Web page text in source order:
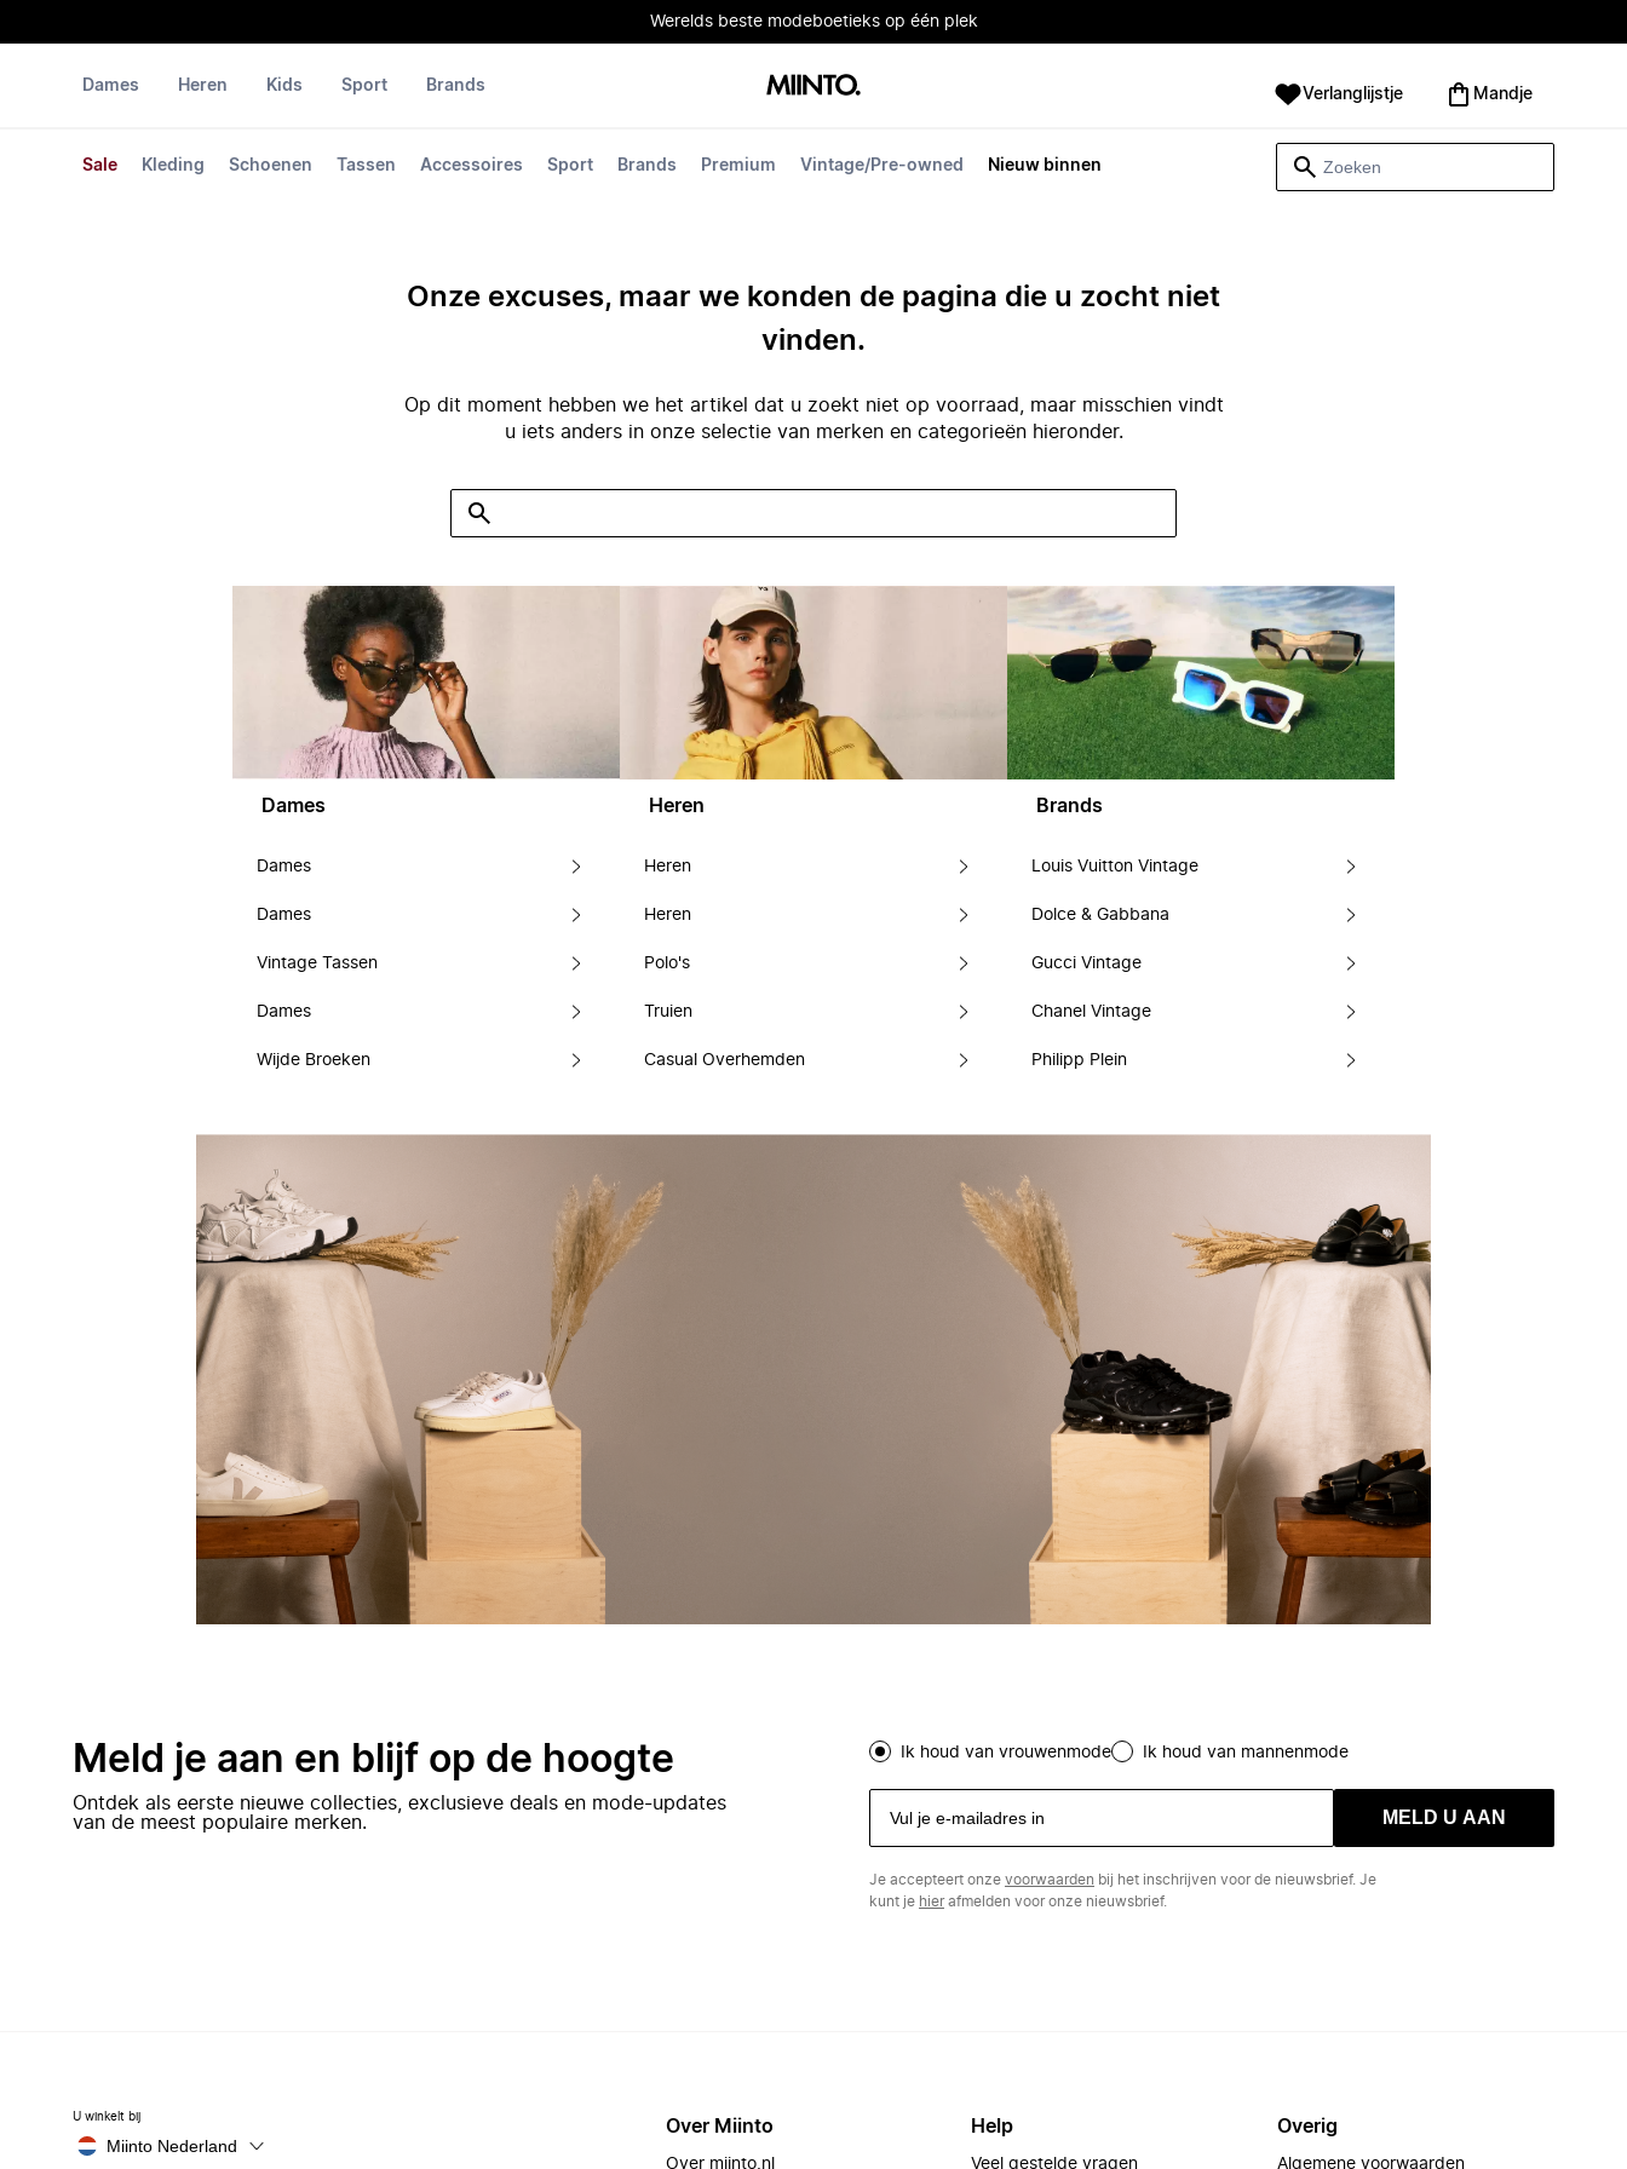
Werelds beste modeboetieks op één plek
Dames
Sale Kleding Schoenen Tassen Accessoires Sport Brands Premium Vintage/Pre-owned Nieuw binnen
Heren Kids Sport Brands Verlanglijstje Mandje
Onze excuses, maar we konden de pagina die u zocht niet
vinden.
Op dit moment hebben we het artikel dat u zoekt niet op voorraad, maar misschien vindt
u iets anders in onze selectie van merken en categorieën hieronder.
Dames
Dames
Dames
Vintage Tassen
Dames
Wijde Broeken
Heren
Heren
Heren
Polo's
Truien
Casual Overhemden
Brands
Louis Vuitton Vintage
Dolce & Gabbana
Gucci Vintage
Chanel Vintage
Philipp Plein
Meld je aan en blijf op de hoogte
Ontdek als eerste nieuwe collecties, exclusieve deals en mode-updates
van de meest populaire merken.
Ik houd van vrouwenmode Ik houd van mannenmode
MELD U AAN
Je accepteert onze voorwaarden bij het inschrijven voor de nieuwsbrief. Je
kunt je hierafmelden voor onze nieuwsbrief.
U winkelt bij
Miinto Nederland
Over Miinto
Over miinto.nl
Help
Veel gestelde vragen
Overig
Algemene voorwaarden